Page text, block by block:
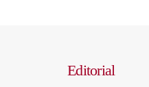
Editorial